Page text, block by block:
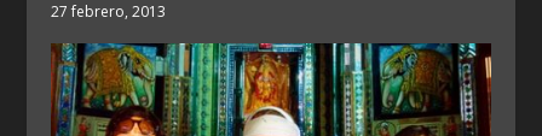
27 febrero, 2013